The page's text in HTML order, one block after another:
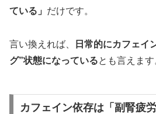
ている」 だけです。
言い換えれば、
日常的にカフェイ
グ”状態になっているとも言えます
カフェイン依存は「副腎疲